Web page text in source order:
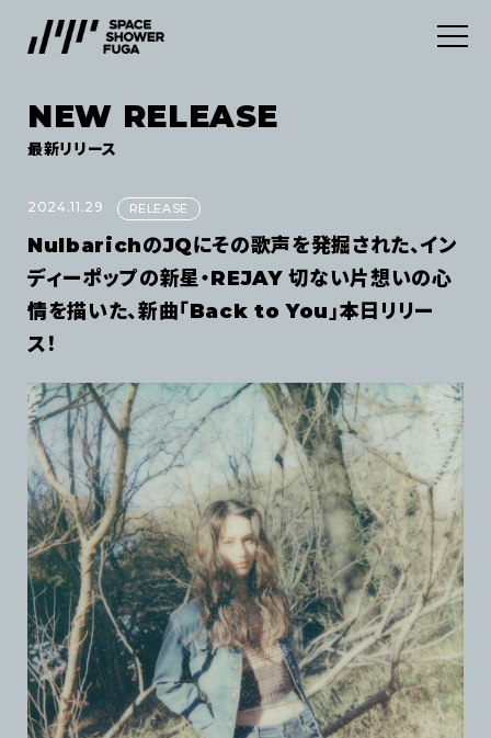
SERVICES
デジタルディストリビューション
マーケティングサービス
ABOUT
INFORMATION
NEW RELEASE
CONTACT
JOB
利用規約
プライバシーポリシー
NEW RELEASE
最新リリース
2024.11.29 RELEASE
NulbarichのJQにその歌声を発掘された、イン
ディーポップの新星・REJAY 切ない片想いの心
情を描いた、新曲「Back to You」本日リリー
ス！